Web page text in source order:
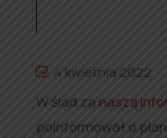
4 kwietnia 2022
W ślad za naszą
poinformował o